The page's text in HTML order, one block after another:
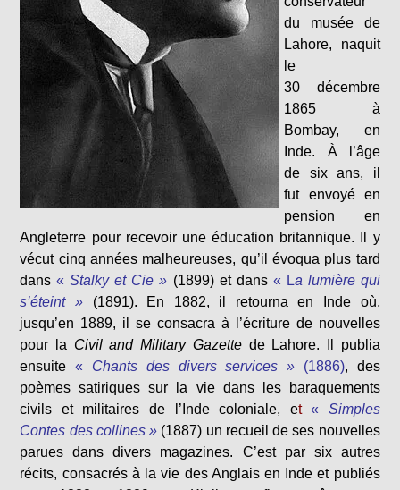
du musée de
Lahore, naquit
le
30 décembre
1865 à
Bombay, en
Inde. À l’âge
de six ans, il
fut envoyé en
pension en
Angleterre pour recevoir une éducation britannique. Il y
vécut cinq années malheureuses, qu’il évoqua plus tard
dans«Stalky et Cie » (1899)et dans « La lumière qui
s’éteint »(1891). En 1882, il retourna en Inde où,
jusqu’en 1889, il se consacra à l’écriture de nouvelles
pour la Civil and Military Gazettede Lahore. Il publia
ensuite« Chants des divers services » (1886), des
poèmes satiriques sur la vie dans les baraquements
civils et militaires de l’Inde coloniale, et « Simples
Contes des collines » (1887) un recueil de ses nouvelles
parues dans divers magazines. C’est par six autres
récits, consacrés à la vie des Anglais en Inde et publiés